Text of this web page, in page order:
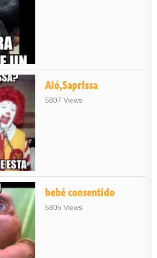
Aló,Saprissa
5807 Views
bebé consentido
5805 Views